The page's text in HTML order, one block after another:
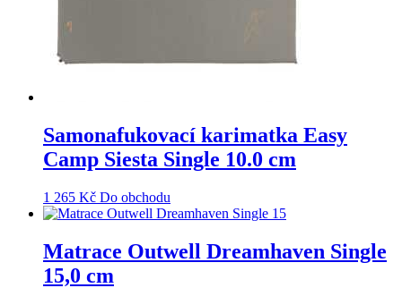
Samonafukovací karimatka Easy
Camp Siesta Single 10.0 cm
1 265 Kč Do obchodu
Matrace Outwell Dreamhaven Single
15,0 cm